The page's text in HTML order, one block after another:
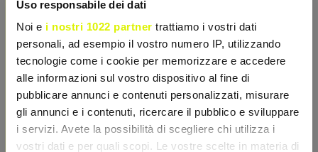
Uso responsabile dei dati
Noi e i nostri 1022 partner trattiamo i vostri dati
personali, ad esempio il vostro numero IP, utilizzando
tecnologie come i cookie per memorizzare e accedere
alle informazioni sul vostro dispositivo al fine di
pubblicare annunci e contenuti personalizzati, misurare
gli annunci e i contenuti, ricercare il pubblico e sviluppare
i servizi. Avete la possibilità di scegliere chi utilizza i
vostri dati e per quali scopi. Le vostre scelte in materia di